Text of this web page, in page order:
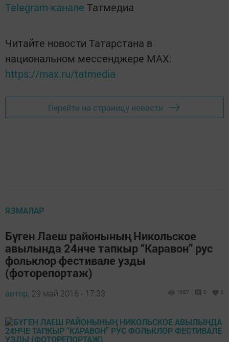
Telegram-канале Татмедиа
Читайте новости Татарстана в
национальном мессенджере MАХ:
https://max.ru/tatmedia
Перейти на страницу новости
ЯЗМАЛАР
Бүген Лаеш районының Никольское
авылында 24нче тапкыр “Каравон” рус
фольклор фестивале узды
(фоторепортаж)
автор, 29 май 2016 - 17:33 1687 0 0